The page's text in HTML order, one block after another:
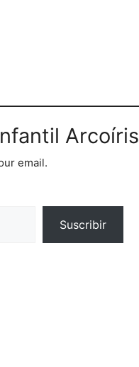
Arcoíris
email.
Suscribir